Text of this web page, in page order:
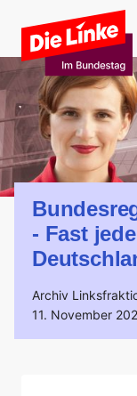
Zum Hauptinhalt
- Fast
Archiv
11. November